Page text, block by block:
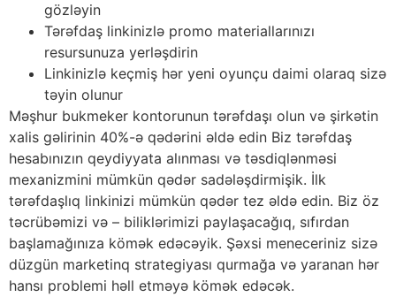
gözləyin
Tərəfdaş linkinizlə promo materiallarınızı
resursunuza yerləşdirin
Linkinizlə keçmiş hər yeni oyunçu daimi olaraq sizə
təyin olunur
Məşhur bukmeker kontorunun tərəfdaşı olun və şirkətin
xalis gəlirinin 40%-ə qədərini əldə edin Biz tərəfdaş
hesabınızın qeydiyyata alınması və təsdiqlənməsi
mexanizmini mümkün qədər sadələşdirmişik. İlk
tərəfdaşlıq linkinizi mümkün qədər tez əldə edin. Biz öz
təcrübəmizi və – biliklərimizi paylaşacağıq, sıfırdan
başlamağınıza kömək edəcəyik. Şəxsi meneceriniz sizə
düzgün marketinq strategiyası qurmağa və yaranan hər
hansı problemi həll etməyə kömək edəcək.